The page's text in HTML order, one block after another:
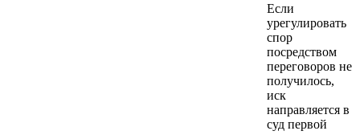
Если
урегулировать
спор
посредством
переговоров не
получилось,
иск
направляется в
суд первой